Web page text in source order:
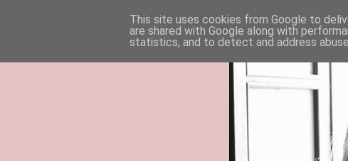
This site uses cookies from Google to
are shared with Google along with
statistics, and to detect and address